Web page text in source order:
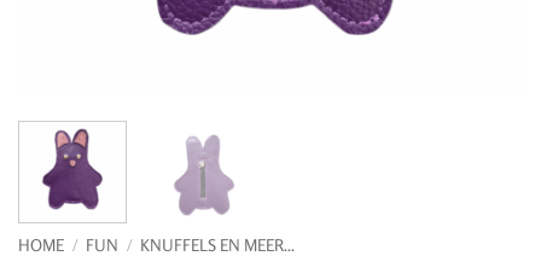
HOME / FUN / KNUFFELS EN MEER...